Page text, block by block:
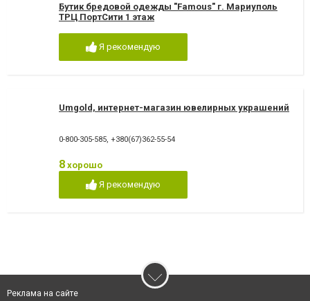
Бутик бредовой одежды "Famous" г. Мариуполь
ТРЦ ПортСити 1 этаж
Я рекомендую
Umgold, интернет-магазин ювелирных украшений
0-800-305-585 +380(67)362-55-54
8 хорошо
Я рекомендую
Реклама на сайте